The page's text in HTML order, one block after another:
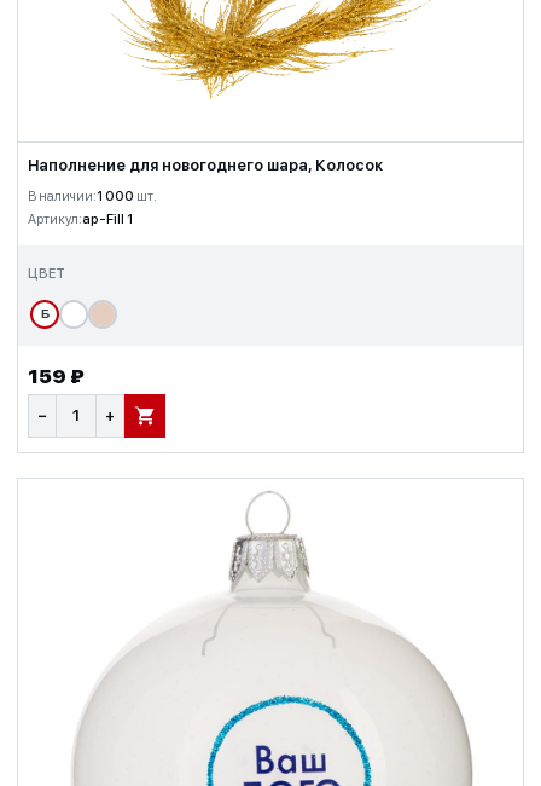
Наполнение для новогоднего шара, Колосок
В наличии:1 000 шт.
Артикул:ap-Fill 1
ЦВЕТ
Б
159 ₽
− + В КОРЗИНУ